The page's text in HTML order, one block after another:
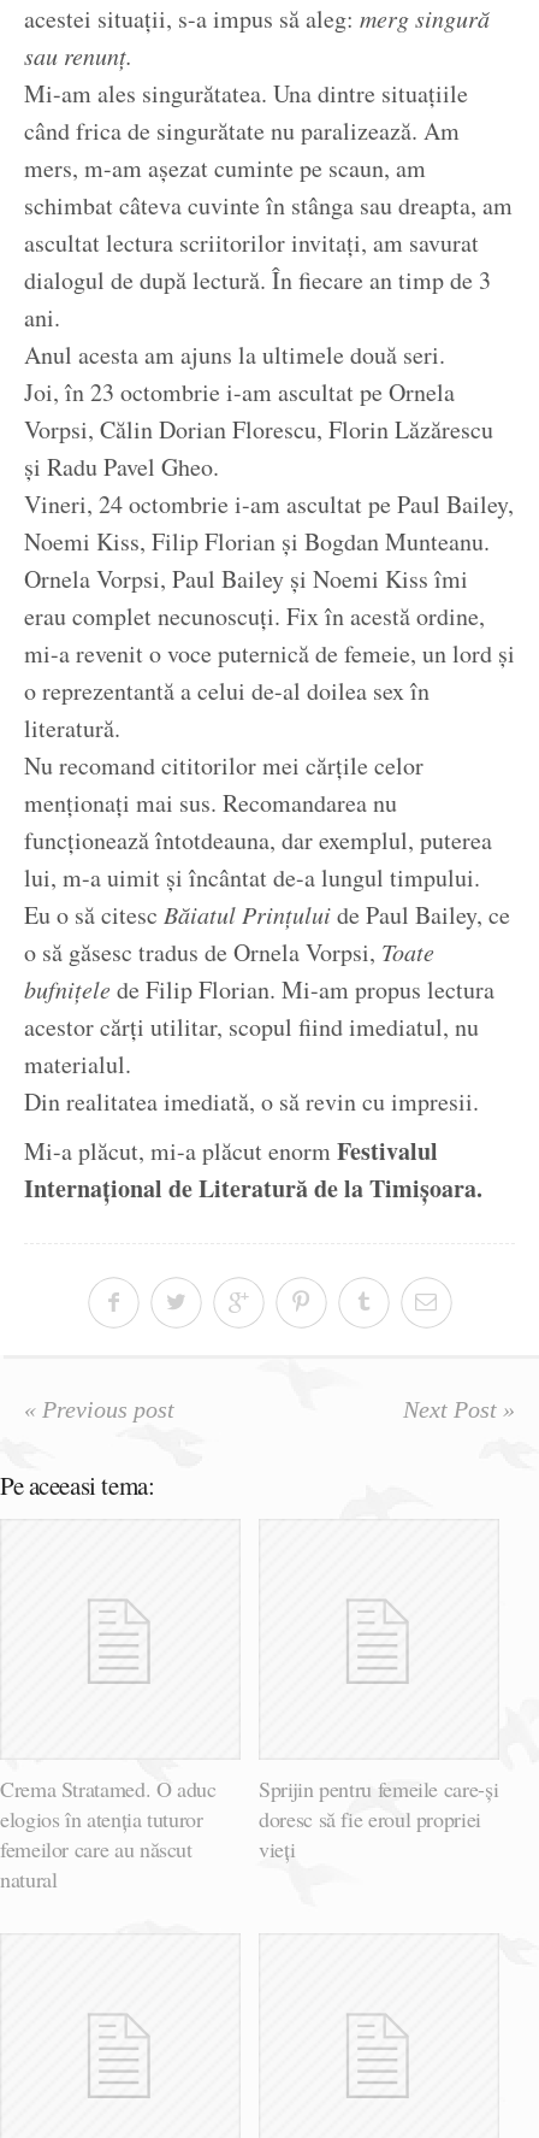
acestei situații, s-a impus să aleg: merg singură
sau renunț.
Mi-am ales singurătatea. Una dintre situațiile
când frica de singurătate nu paralizează. Am
mers, m-am așezat cuminte pe scaun, am
schimbat câteva cuvinte în stânga sau dreapta, am
ascultat lectura scriitorilor invitați, am savurat
dialogul de după lectură. În fiecare an timp de 3
ani.
Anul acesta am ajuns la ultimele două seri.
Joi, în 23 octombrie i-am ascultat pe Ornela
Vorpsi, Călin Dorian Florescu, Florin Lăzărescu
și Radu Pavel Gheo.
Vineri, 24 octombrie i-am ascultat pe Paul Bailey,
Noemi Kiss, Filip Florian și Bogdan Munteanu.
Ornela Vorpsi, Paul Bailey și Noemi Kiss îmi
erau complet necunoscuți. Fix în acestă ordine,
mi-a revenit o voce puternică de femeie, un lord și
o reprezentantă a celui de-al doilea sex în
literatură.
Nu recomand cititorilor mei cărțile celor
menționați mai sus. Recomandarea nu
funcționează întotdeauna, dar exemplul, puterea
lui, m-a uimit și încântat de-a lungul timpului.
Eu o să citesc Băiatul Prințuluide Paul Bailey, ce
o să găsesc tradus de Ornela Vorpsi, Toate
bufnițelede Filip Florian. Mi-am propus lectura
acestor cărți utilitar, scopul fiind imediatul, nu
materialul.
Din realitatea imediată, o să revin cu impresii.
Mi-a plăcut, mi-a plăcut enormFestivalul
Internațional de Literatură de la Timișoara.
« Previous post Next Post »
Pe aceeasi tema:
Crema Stratamed. O aduc
elogios în atenția tuturor
femeilor care au născut
natural
Sprijin pentru femeile care-și
doresc să fie eroul propriei
vieți